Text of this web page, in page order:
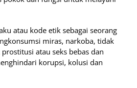
atau kode etik sebagai seorang
miras, narkoba, tidak
atau seks bebas dan
korupsi, kolusi dan